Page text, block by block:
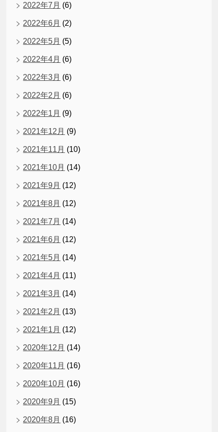
2022年7月 (6)
2022年6月 (2)
2022年5月 (5)
2022年4月 (6)
2022年3月 (6)
2022年2月 (6)
2022年1月 (9)
2021年12月 (9)
2021年11月 (10)
2021年10月 (14)
2021年9月 (12)
2021年8月 (12)
2021年7月 (14)
2021年6月 (12)
2021年5月 (14)
2021年4月 (11)
2021年3月 (14)
2021年2月 (13)
2021年1月 (12)
2020年12月 (14)
2020年11月 (16)
2020年10月 (16)
2020年9月 (15)
2020年8月 (16)